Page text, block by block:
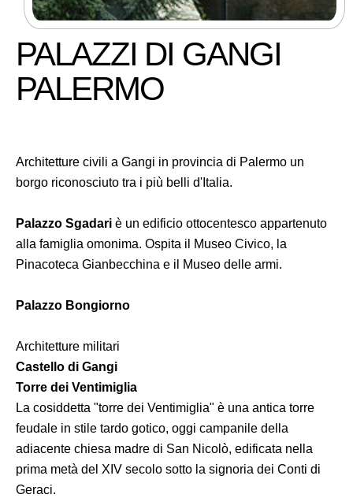
PALAZZI DI GANGI
PALERMO
Architetture civili a Gangi in provincia di Palermo un
borgo riconosciuto tra i più belli d'Italia.
Palazzo Sgadari è un edificio ottocentesco appartenuto
alla famiglia omonima. Ospita il Museo Civico, la
Pinacoteca Gianbecchina e il Museo delle armi.
Palazzo Bongiorno
Architetture militari
Castello di Gangi
Torre dei Ventimiglia
La cosiddetta "torre dei Ventimiglia" è una antica torre
feudale in stile tardo gotico, oggi campanile della
adiacente chiesa madre di San Nicolò, edificata nella
prima metà del XIV secolo sotto la signoria dei Conti di
Geraci.